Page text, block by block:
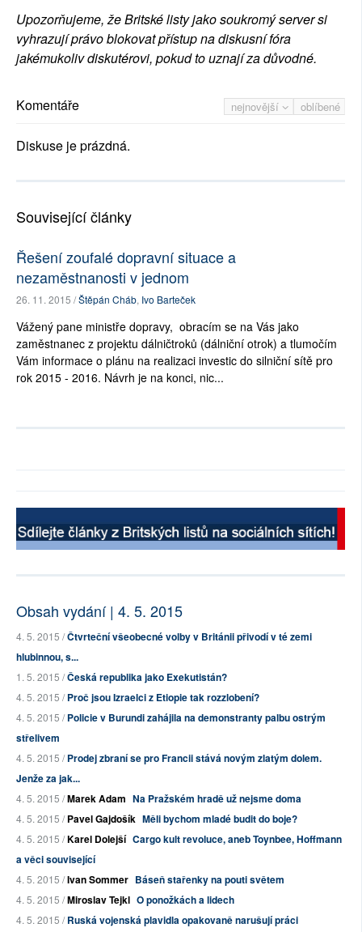
Upozorňujeme, že Britské listy jako soukromý server si
vyhrazují právo blokovat přístup na diskusní fóra
jakémukoliv diskutérovi, pokud to uznají za důvodné.
nejnovější oblíbené
Komentáře
Diskuse je prázdná.
Související články
Řešení zoufalé dopravní situace a
nezaměstnanosti v jednom
26. 11. 2015 /Štěpán Cháb, Ivo Barteček
Vážený pane ministře dopravy, obracím se na Vás jako
zaměstnanec z projektu dálničtroků (dálniční otrok) a tlumočím
Vám informace o plánu na realizaci investic do silniční sítě pro
rok 2015 - 2016. Návrh je na konci, nic...
Obsah vydání | 4. 5. 2015
4. 5. 2015 /Čtvrteční všeobecné volby v Británii přivodí v té zemi
hlubinnou, s...
1. 5. 2015 /Česká republika jako Exekutistán?
4. 5. 2015 /Proč jsou Izraelci z Etiopie tak rozzlobení?
4. 5. 2015 /Policie v Burundi zahájila na demonstranty palbu ostrým
střelivem
4. 5. 2015 /Prodej zbraní se pro Francii stává novým zlatým dolem.
Jenže za jak...
4. 5. 2015 /Marek Adam Na Pražském hradě už nejsme doma
4. 5. 2015 /Pavel Gajdošík Měli bychom mladé budit do boje?
4. 5. 2015 /Karel Dolejší Cargo kult revoluce, aneb Toynbee, Hoffmann
a věci související
4. 5. 2015 /Ivan Sommer Báseň stařenky na pouti světem
4. 5. 2015 /Miroslav Tejkl O ponožkách a lidech
4. 5. 2015 /Ruská vojenská plavidla opakovaně narušují práci